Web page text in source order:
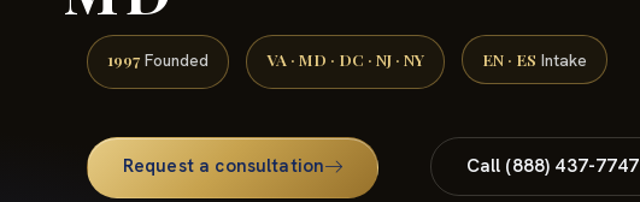
1997 Founded VA · MD · DC · NJ · NY EN · ES Intake
Request a consultation Call (888) 437-7747